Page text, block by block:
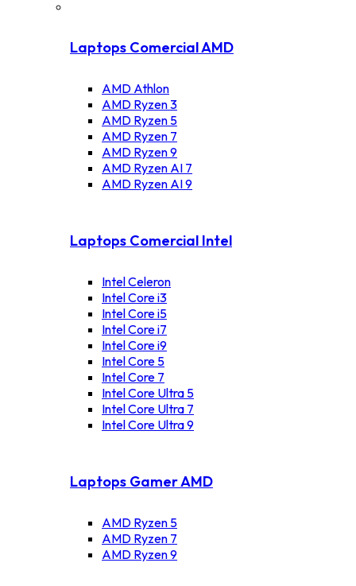
Laptops Comercial AMD
AMD Athlon
AMD Ryzen 3
AMD Ryzen 5
AMD Ryzen 7
AMD Ryzen 9
AMD Ryzen AI 7
AMD Ryzen AI 9
Laptops Comercial Intel
Intel Celeron
Intel Core i3
Intel Core i5
Intel Core i7
Intel Core i9
Intel Core 5
Intel Core 7
Intel Core Ultra 5
Intel Core Ultra 7
Intel Core Ultra 9
Laptops Gamer AMD
AMD Ryzen 5
AMD Ryzen 7
AMD Ryzen 9